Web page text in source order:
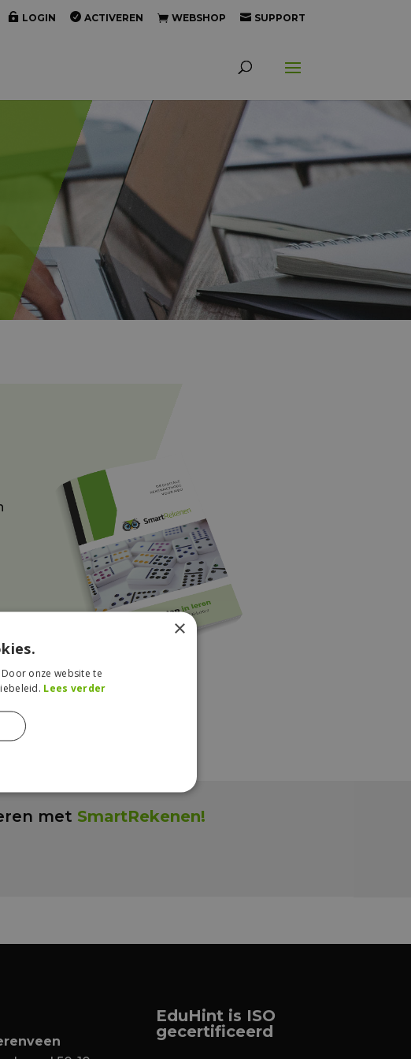
LOGIN ACTIVEREN WEBSHOP SUPPORT
met SmartRekenen!
EduHint is ISO
gecertificeerd
×
onze website te
Lees verder